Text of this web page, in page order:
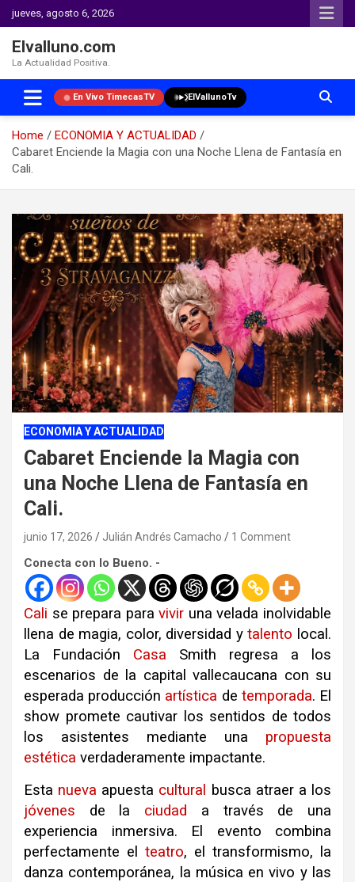
jueves, agosto 6, 2026
Elvalluno.com
La Actualidad Positiva.
En Vivo TimecasTV ElVallunoTv
Home
ECONOMIA Y ACTUALIDAD
Cabaret Enciende la Magia con una Noche Llena de Fantasía en
Cali.
content
ECONOMIA Y ACTUALIDAD
Cabaret Enciende la Magia con
una Noche Llena de Fantasía en
Cali.
junio 17, 2026 Julián Andrés Camacho 1 Comment
Conecta con lo Bueno. -
Cali se prepara paravivir una velada inolvidable
llena de magia, color, diversidad ytalento local.
La Fundación Casa Smith regresa a los
escenarios de la capital vallecaucana con su
esperada producción artística de temporada. El
show promete cautivar los sentidos de todos
los asistentes mediante una propuesta
estética verdaderamente impactante.
Esta nueva apuesta cultural
busca atraer a los
jóvenes de la ciudad a través de una
experiencia inmersiva. El evento combina
perfectamente el teatro, el transformismo, la
danza contemporánea, la música en vivo y las